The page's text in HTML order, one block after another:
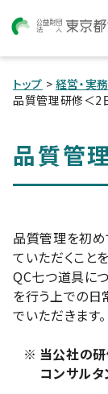
トップ > 経営・実
品質管理研修＜2
品質管
品質管理を初
ていただくこと
QC七つ道具に
を行う上での日
でいただきます。
※ 当公社の研
コンサルタ